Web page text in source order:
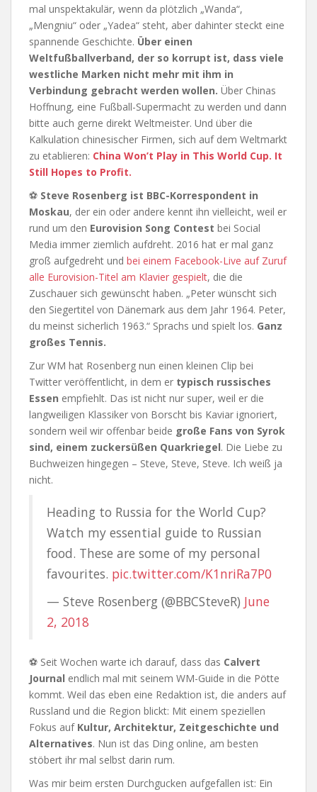
mal unspektakulär, wenn da plötzlich „Wanda“,
„Mengniu“ oder „Yadea“ steht, aber dahinter steckt eine
spannende Geschichte. Über einen
Weltfußballverband, der so korrupt ist, dass viele
westliche Marken nicht mehr mit ihm in
Verbindung gebracht werden wollen. Über Chinas
Hoffnung, eine Fußball-Supermacht zu werden und dann
bitte auch gerne direkt Weltmeister. Und über die
Kalkulation chinesischer Firmen, sich auf dem Weltmarkt
zu etablieren: China Won’t Play in This World Cup. It
Still Hopes to Profit.
⚽ Steve Rosenberg ist BBC-Korrespondent in
Moskau, der ein oder andere kennt ihn vielleicht, weil er
rund um den Eurovision Song Contest bei Social
Media immer ziemlich aufdreht. 2016 hat er mal ganz
groß aufgedreht und bei einem Facebook-Live auf Zuruf
alle Eurovision-Titel am Klavier gespielt, die die
Zuschauer sich gewünscht haben. „Peter wünscht sich
den Siegertitel von Dänemark aus dem Jahr 1964. Peter,
du meinst sicherlich 1963.“ Sprachs und spielt los. Ganz
großes Tennis.
Zur WM hat Rosenberg nun einen kleinen Clip bei
Twitter veröffentlicht, in dem er typisch russisches
Essen empfiehlt. Das ist nicht nur super, weil er die
langweiligen Klassiker von Borscht bis Kaviar ignoriert,
sondern weil wir offenbar beide große Fans von Syrok
sind, einem zuckersüßen Quarkriegel. Die Liebe zu
Buchweizen hingegen – Steve, Steve, Steve. Ich weiß ja
nicht.
Heading to Russia for the World Cup?
Watch my essential guide to Russian
food. These are some of my personal
favourites. pic.twitter.com/K1nriRa7P0
— Steve Rosenberg (@BBCSteveR) June
2, 2018
⚽ Seit Wochen warte ich darauf, dass das Calvert
Journal endlich mal mit seinem WM-Guide in die Pötte
kommt. Weil das eben eine Redaktion ist, die anders auf
Russland und die Region blickt: Mit einem speziellen
Fokus auf Kultur, Architektur, Zeitgeschichte und
Alternatives. Nun ist das Ding online, am besten
stöbert ihr mal selbst darin rum.
Was mir beim ersten Durchgucken aufgefallen ist: Ein